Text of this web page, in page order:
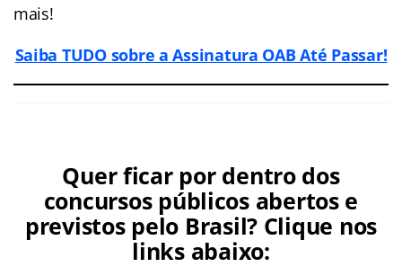
mais!
Saiba TUDO sobre a Assinatura OAB Até Passar!
Quer ficar por dentro dos
concursos públicos abertos e
previstos pelo Brasil? Clique nos
links abaixo: